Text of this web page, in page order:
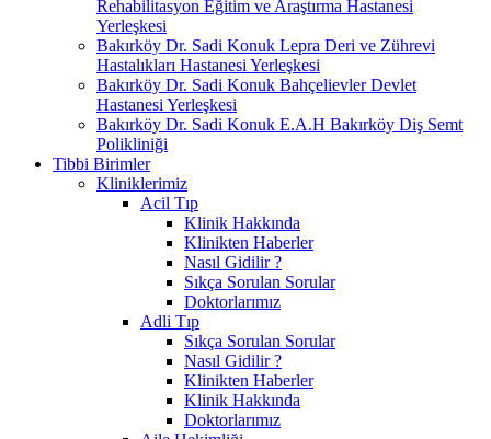
Rehabilitasyon Eğitim ve Araştırma Hastanesi
Yerleşkesi
Bakırköy Dr. Sadi Konuk Lepra Deri ve Zührevi
Hastalıkları Hastanesi Yerleşkesi
Bakırköy Dr. Sadi Konuk Bahçelievler Devlet
Hastanesi Yerleşkesi
Bakırköy Dr. Sadi Konuk E.A.H Bakırköy Diş Semt
Polikliniği
Tibbi Birimler
Kliniklerimiz
Acil Tıp
Klinik Hakkında
Klinikten Haberler
Nasıl Gidilir ?
Sıkça Sorulan Sorular
Doktorlarımız
Adli Tıp
Sıkça Sorulan Sorular
Nasıl Gidilir ?
Klinikten Haberler
Klinik Hakkında
Doktorlarımız